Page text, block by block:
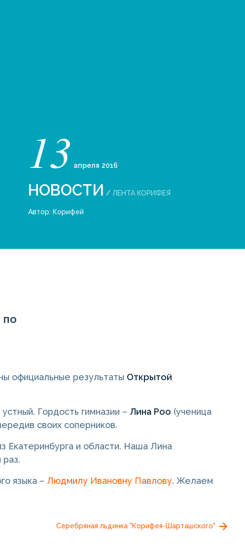
13 апреля 2016
НОВОСТИ / ЛЕНТА КОРИФЕЯ
Автор: Корифей
по
официальные результаты Открытой
Гордость гимназии – Лина Роо (ученица
своих соперников.
Екатеринбурга и области. Наша Лина
языка – Людмилу Ивановну Павлову. Желаем
Серебряная льдинка "Корифея-Шарташского"